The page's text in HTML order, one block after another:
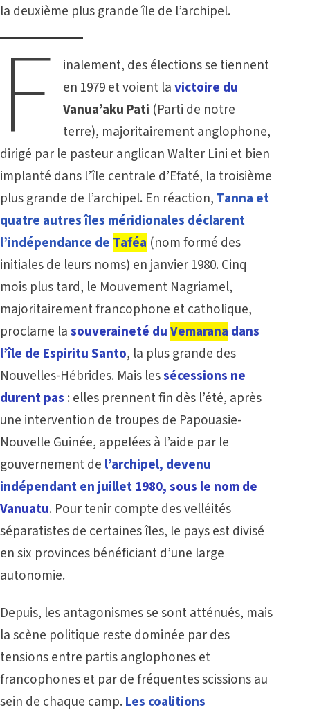
la deuxième plus grande île de l’archipel.
F
inalement, des élections se tiennent
en 1979 et voient lavictoire du
Vanua’aku Pati (Parti de notre
terre), majoritairement anglophone,
dirigé par le pasteur anglican Walter Lini et bien
implanté dans l’île centrale d’Efaté, la troisième
plus grande de l’archipel. En réaction, Tanna et
quatre autres îles méridionales déclarent
l’indépendance de Taféa (nom formé des
initiales de leurs noms) en janvier 1980. Cinq
mois plus tard, le Mouvement Nagriamel,
majoritairement francophone et catholique,
proclame lasouveraineté duVemarana dans
l’île de Espiritu Santo, la plus grande des
Nouvelles-Hébrides. Mais lessécessions ne
durent pas : elles prennent fin dès l’été, après
une intervention de troupes de Papouasie-
Nouvelle Guinée, appelées à l’aide par le
gouvernement de l’archipel, devenu
indépendant en juillet1980, sous le nom de
Vanuatu. Pour tenir compte des velléités
séparatistes de certaines îles, le pays est divisé
en six provinces bénéficiant d’une large
autonomie.
Depuis, les antagonismes se sont atténués, mais
la scène politique reste dominée par des
tensions entre partis anglophones et
francophones et par de fréquentes scissions au
sein de chaque camp. Les coalitions